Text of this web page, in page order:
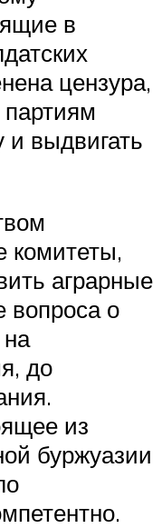
в
цензура,
и выдвигать
комитеты,
аграрные
о
до
из
буржуазии